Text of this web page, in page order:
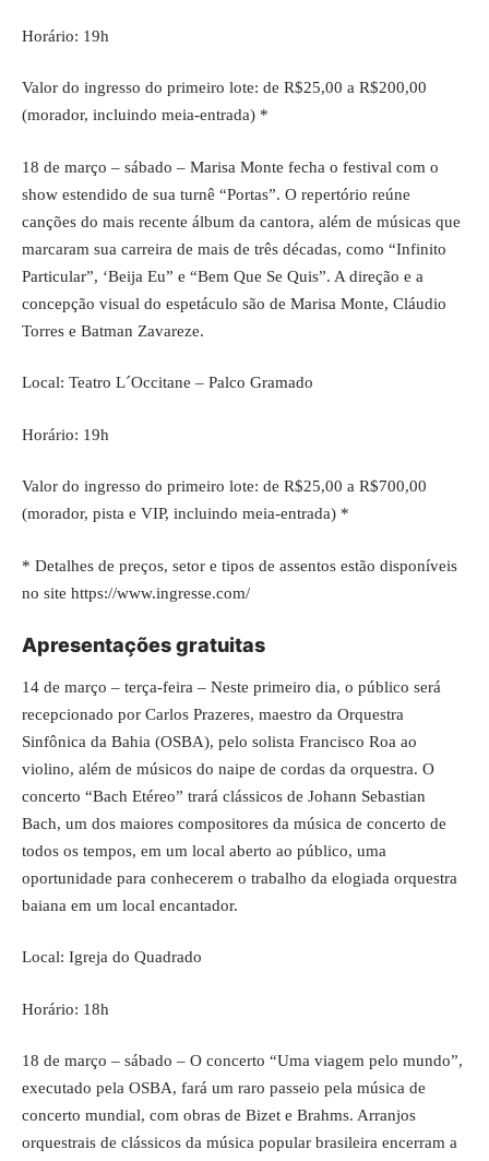
Horário: 19h
Valor do ingresso do primeiro lote: de R$25,00 a R$200,00
(morador, incluindo meia-entrada) *
18 de março – sábado – Marisa Monte fecha o festival com o
show estendido de sua turnê “Portas”. O repertório reúne
canções do mais recente álbum da cantora, além de músicas que
marcaram sua carreira de mais de três décadas, como “Infinito
Particular”, ‘Beija Eu” e “Bem Que Se Quis”. A direção e a
concepção visual do espetáculo são de Marisa Monte, Cláudio
Torres e Batman Zavareze.
Local: Teatro L´Occitane – Palco Gramado
Horário: 19h
Valor do ingresso do primeiro lote: de R$25,00 a R$700,00
(morador, pista e VIP, incluindo meia-entrada) *
* Detalhes de preços, setor e tipos de assentos estão disponíveis
no site https://www.ingresse.com/
Apresentações gratuitas
14 de março – terça-feira – Neste primeiro dia, o público será
recepcionado por Carlos Prazeres, maestro da Orquestra
Sinfônica da Bahia (OSBA), pelo solista Francisco Roa ao
violino, além de músicos do naipe de cordas da orquestra. O
concerto “Bach Etéreo” trará clássicos de Johann Sebastian
Bach, um dos maiores compositores da música de concerto de
todos os tempos, em um local aberto ao público, uma
oportunidade para conhecerem o trabalho da elogiada orquestra
baiana em um local encantador.
Local: Igreja do Quadrado
Horário: 18h
18 de março – sábado – O concerto “Uma viagem pelo mundo”,
executado pela OSBA, fará um raro passeio pela música de
concerto mundial, com obras de Bizet e Brahms. Arranjos
orquestrais de clássicos da música popular brasileira encerram a